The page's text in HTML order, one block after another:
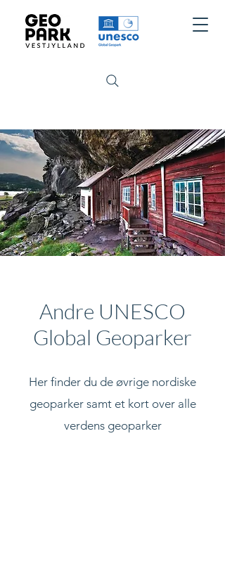
Andre UNESCO
Global Geoparker
Her finder du de øvrige nordiske
geoparker samt et kort over alle
verdens geoparker